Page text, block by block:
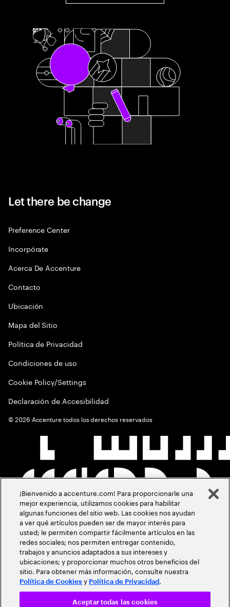
Let there be change
Preference Center
Incorpórate
Acerca De Accenture
Contacto
Ubicación
Mapa del Sitio
Política de Privacidad
Condiciones de uso
Cookie Policy/Settings
Declaración de Accesibilidad
©2026 Accenture todos los derechos reservados
¡Bienvenido a accenture.com! Para proporcionarle una
mejor experiencia, utilizamos cookies para habilitar
algunas funciones del sitio web. Las cookies nos ayudan
a ver qué artículos pueden ser de mayor interés para
usted; le permiten compartir fácilmente artículos en las
redes sociales; nos permiten entregar contenido,
trabajos y anuncios adaptados a sus intereses y
ubicaciones; y proporcionar muchos otros beneficios del
sitio. Para obtener más información, consulte nuestra
Política de Cookies y Política de Privacidad .
Aceptar todas las cookies